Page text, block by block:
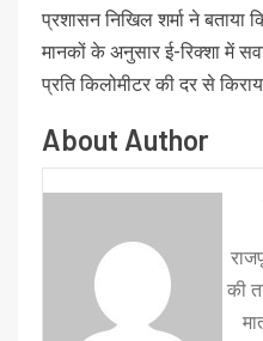
प्रशासन निखिल शर्मा ने बताया
मानकों के अनुसार ई-रिक्शा में
प्रति किलोमीटर की दर से
About Author
की